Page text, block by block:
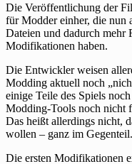
Die Veröffentlichung der
für Modder einher, die nun
Dateien und dadurch mehr
Modifikationen haben.
Die Entwickler weisen
Modding aktuell noch
einige Teile des Spiels
Modding-Tools noch nicht
Das heißt allerdings nicht,
wollen – ganz im Gegenteil.
Die ersten Modifikationen